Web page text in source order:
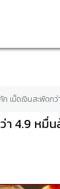
เม็ดเงินสะพัดก
า 4.9 หมื่